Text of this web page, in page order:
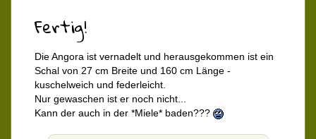
Fertig!
Die Angora ist vernadelt und herausgekommen ist ein
Schal von 27 cm Breite und 160 cm Länge -
kuschelweich und federleicht.
Nur gewaschen ist er noch nicht...
Kann der auch in der *Miele* baden???